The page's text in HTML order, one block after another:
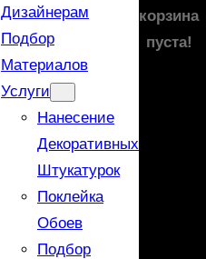
Дизайнерам
Подбор
Материалов
Услуги
Нанесение
Декоративных
Штукатурок
Поклейка
Обоев
Подбор
корзина
пуста!